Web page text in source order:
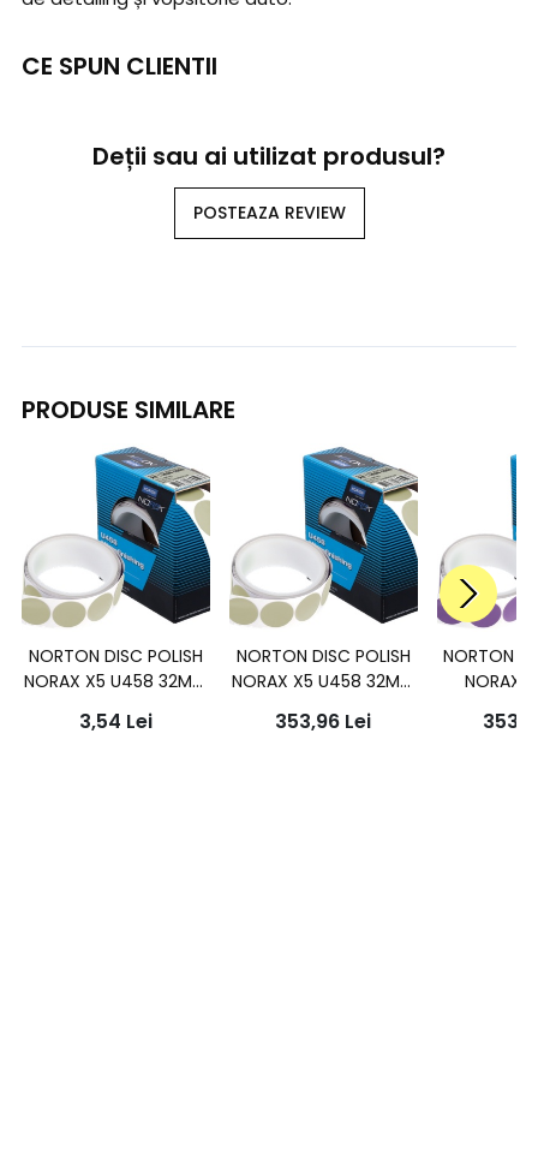
CE SPUN CLIENTII
Deții sau ai utilizat produsul?
POSTEAZA REVIEW
PRODUSE SIMILARE
NORTON DISC POLISH
NORAX X5 U458 32MM
P2500-P3000 / BC
3,54 Lei
NORTON DISC POLISH
NORAX X5 U458 32MM
P2500-P3000
353,96 Lei
NORTON
NORAX